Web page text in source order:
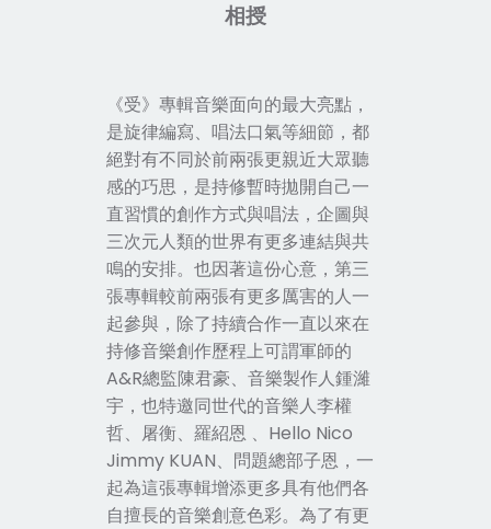
相授
《受》 專輯音樂面向的最大亮點，
是旋律編寫、唱法口氣等細節，都
絕對有不同於前兩張更親近大眾聽
感的巧思，是持修暫時拋開自己一
直習慣的創作方式與唱法，企圖與
三次元人類的世界有更多連結與共
鳴的安排。也因著這份心意，第三
張專輯較前兩張有更多厲害的人一
起參與，除了持續合作一直以來在
持修音樂創作歷程上可謂軍師的
A&R總監陳君豪、音樂製作人鍾濰
宇，也特邀同世代的音樂人李權
哲、屠衡、羅紹恩 、Hello Nico
Jimmy KUAN、問題總部子恩，一
起為這張專輯增添更多具有他們各
自擅長的音樂創意色彩。為了有更